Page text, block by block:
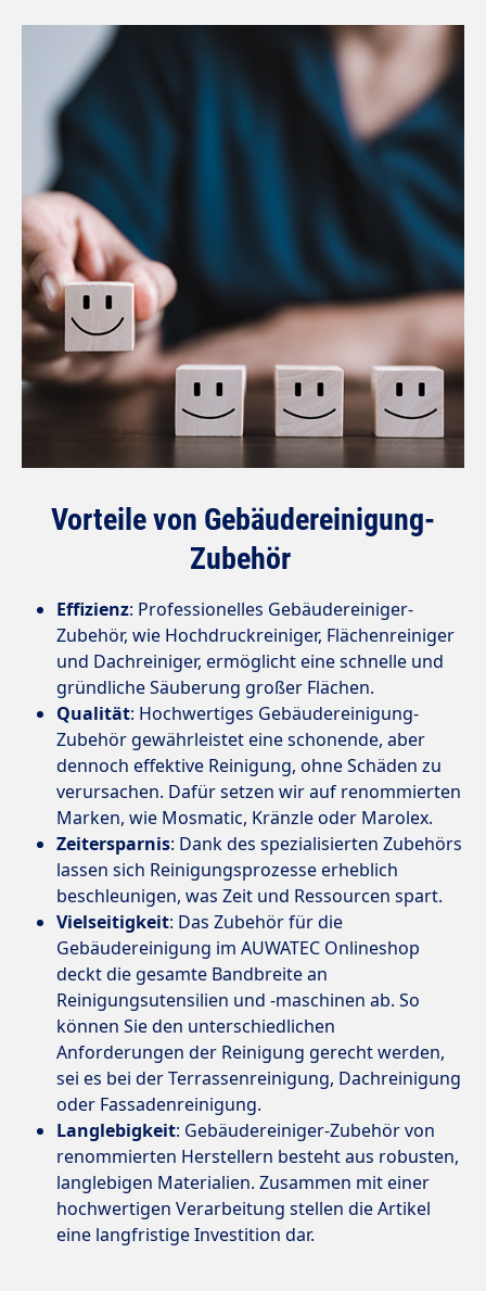
Vorteile von Gebäudereinigung-
Zubehör
Effizienz: Professionelles Gebäudereiniger-
Zubehör, wie Hochdruckreiniger, Flächenreiniger
und Dachreiniger, ermöglicht eine schnelle und
gründliche Säuberung großer Flächen.
Qualität: Hochwertiges Gebäudereinigung-
Zubehör gewährleistet eine schonende, aber
dennoch effektive Reinigung, ohne Schäden zu
verursachen. Dafür setzen wir auf renommierten
Marken, wie Mosmatic, Kränzle oder Marolex.
Zeitersparnis: Dank des spezialisierten Zubehörs
lassen sich Reinigungsprozesse erheblich
beschleunigen, was Zeit und Ressourcen spart.
Vielseitigkeit: Das Zubehör für die
Gebäudereinigung im AUWATEC Onlineshop
deckt die gesamte Bandbreite an
Reinigungsutensilien und -maschinen ab. So
können Sie den unterschiedlichen
Anforderungen der Reinigung gerecht werden,
sei es bei der Terrassenreinigung, Dachreinigung
oder Fassadenreinigung.
Langlebigkeit: Gebäudereiniger-Zubehör von
renommierten Herstellern besteht aus robusten,
langlebigen Materialien. Zusammen mit einer
hochwertigen Verarbeitung stellen die Artikel
eine langfristige Investition dar.